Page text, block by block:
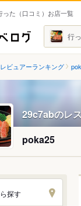
った（口コミ）お店一覧
食べログ 行
レビュアーランキング
29c7abのレ
poka25
探す